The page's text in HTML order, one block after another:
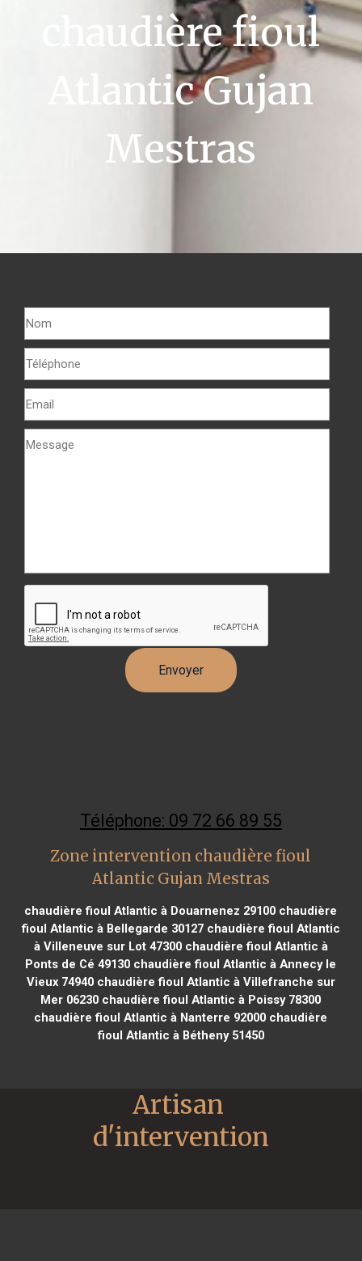
chaudière fioul
Atlantic Gujan
Mestras
Téléphone: 09 72 66 89 55
Zone intervention chaudière fioul
Atlantic Gujan Mestras
chaudière fioul Atlantic à Douarnenez 29100 chaudière
fioul Atlantic à Bellegarde 30127chaudière fioul Atlantic
à Villeneuve sur Lot 47300chaudière fioul Atlantic à
Ponts de Cé 49130 chaudière fioul Atlantic à Annecy le
Vieux 74940chaudière fioul Atlantic à Villefranche sur
Mer 06230 chaudière fioul Atlantic à Poissy 78300
chaudière fioul Atlantic à Nanterre 92000 chaudière
fioul Atlantic à Bétheny 51450
Artisan
d'intervention